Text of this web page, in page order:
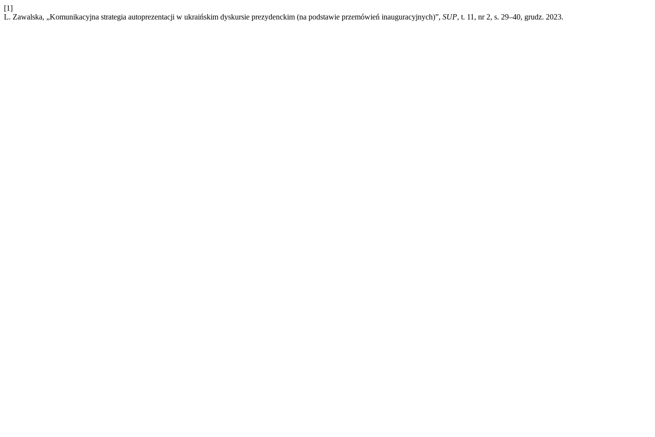
[1]
L. Zawalska, „Komunikacyjna strategia autoprezentacji w ukraińskim dyskursie prezydenckim (na podstawie przemówień inauguracyjnych)”, SUP, t. 11, nr 2, s. 29–40, grudz. 2023.